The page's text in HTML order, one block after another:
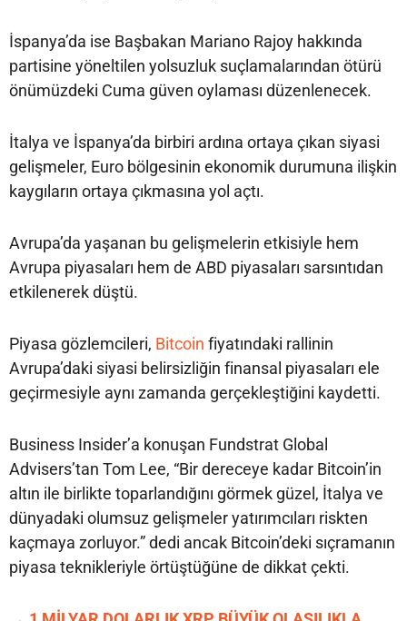
İspanya’da ise Başbakan Mariano Rajoy hakkında
partisine yöneltilen yolsuzluk suçlamalarından ötürü
önümüzdeki Cuma güven oylaması düzenlenecek.
İtalya ve İspanya’da birbiri ardına ortaya çıkan siyasi
gelişmeler, Euro bölgesinin ekonomik durumuna ilişkin
kaygıların ortaya çıkmasına yol açtı.
Avrupa’da yaşanan bu gelişmelerin etkisiyle hem
Avrupa piyasaları hem de ABD piyasaları sarsıntıdan
etkilenerek düştü.
Piyasa gözlemcileri, Bitcoin fiyatındaki rallinin
Avrupa’daki siyasi belirsizliğin finansal piyasaları ele
geçirmesiyle aynı zamanda gerçekleştiğini kaydetti.
Business Insider’a konuşan Fundstrat Global
Advisers’tan Tom Lee, “Bir dereceye kadar Bitcoin’in
altın ile birlikte toparlandığını görmek güzel, İtalya ve
dünyadaki olumsuz gelişmeler yatırımcıları riskten
kaçmaya zorluyor.” dedi ancak Bitcoin’deki sıçramanın
piyasa teknikleriyle örtüştüğüne de dikkat çekti.